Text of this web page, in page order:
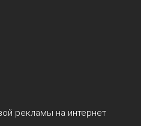
рекламы на интернет